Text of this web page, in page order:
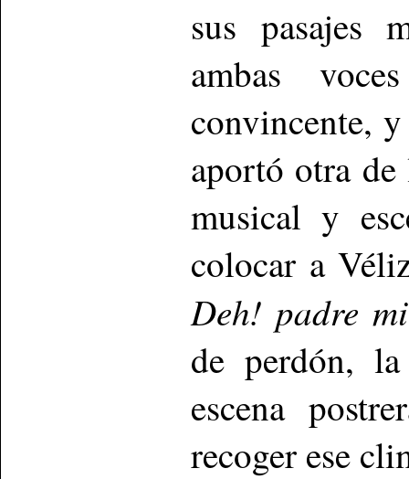
sus pasajes
ambas
convincente,
aportó otra de
musical y
colocar a
Deh! padre
de perdón,
escena
recoger ese